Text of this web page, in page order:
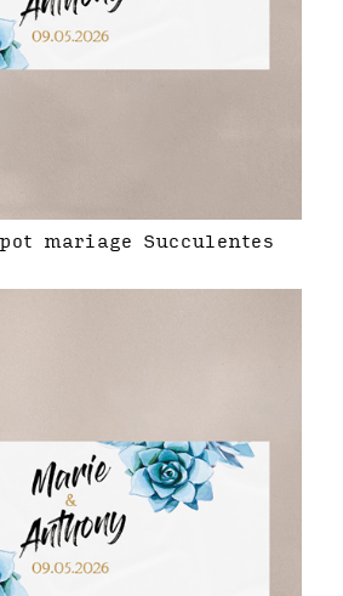
mariage Succulentes